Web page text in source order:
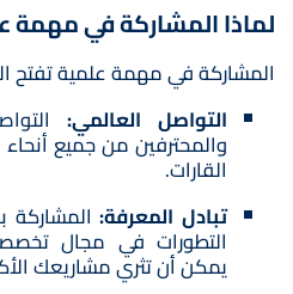
لماذا المشاركة في مهمة
المشاركة في مهمة علمية تفتح
التواصل العالمي:
والمحترفين من جميع أنحاء
القارات.
تبادل المعرفة: المشاركة
التطورات في مجال
يمكن أن تثري مشاريعك